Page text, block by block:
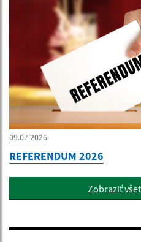
09.07.2026
REFERENDUM 2026
Zobraziť